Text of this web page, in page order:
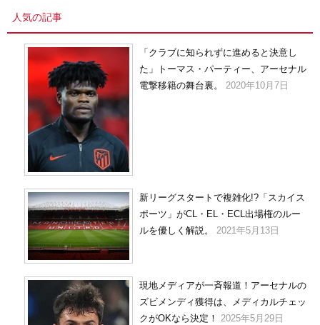
人気の記事
「クラブに知られずに進めると決意し
た」トーマス・パーティー、アーセナル
電撃移籍の舞台裏。
2020年10月7日
新リーグスタートで複雑化!?「スカイス
ポーツ」がCL・EL・ECL出場権のルー
ルを優しく解説。
2021年5月13日
現地メディアが一斉報道！アーセナルの
ズビメンディ獲得は、メディカルチェッ
クがOKなら決定！ 2025年5月29日